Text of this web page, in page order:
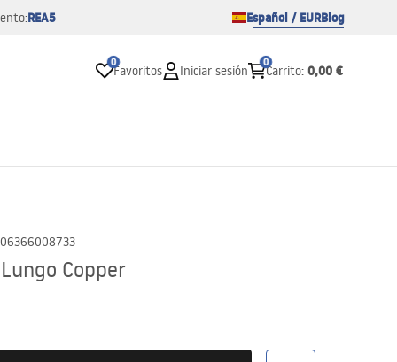
REA5 Español / EURBlog
0
Favoritos Iniciar sesión
0
Carrito: 0,00 €
Copper